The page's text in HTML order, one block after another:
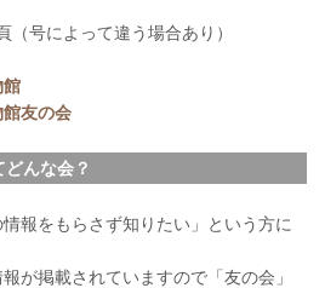
号によって違う場合あり）
館
友の会
んな会？
情報をもらさず知りたい」という方に
が掲載されていますので「友の会」